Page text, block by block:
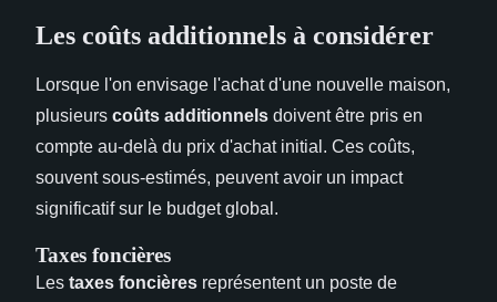
Les coûts additionnels à considérer
Lorsque l'on envisage l'achat d'une nouvelle maison,
plusieurs coûts additionnels doivent être pris en
compte au-delà du prix d'achat initial. Ces coûts,
souvent sous-estimés, peuvent avoir un impact
significatif sur le budget global.
Taxes foncières
Les taxes foncières représentent un poste de